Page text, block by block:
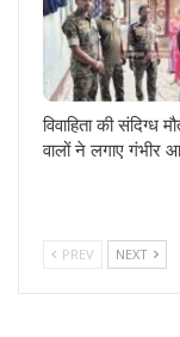
विवाहिता की संदिग्ध
वालों ने लगाए गंभीर
PREV NEXT